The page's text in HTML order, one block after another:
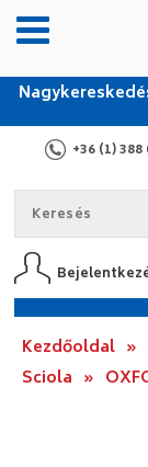
+36 (1) 388
Kezdőoldal »
Sciola »